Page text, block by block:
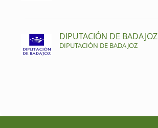
DIPUTACIÓN DE BADAJOZ
DIPUTACIÓN DE BADAJOZ